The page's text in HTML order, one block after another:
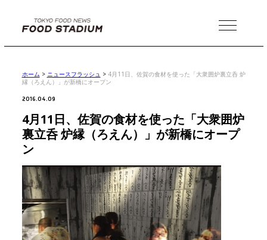
MENU
ホーム > ニュースフラッシュ > 4月11日、佐賀の食材を使った「大衆囲炉裏立呑 炉
縁（ろえん）」が新橋にオープン
2016.04.09
4月11日、佐賀の食材を使った「大衆囲炉
裏立呑 炉縁（ろえん）」が新橋にオープ
ン